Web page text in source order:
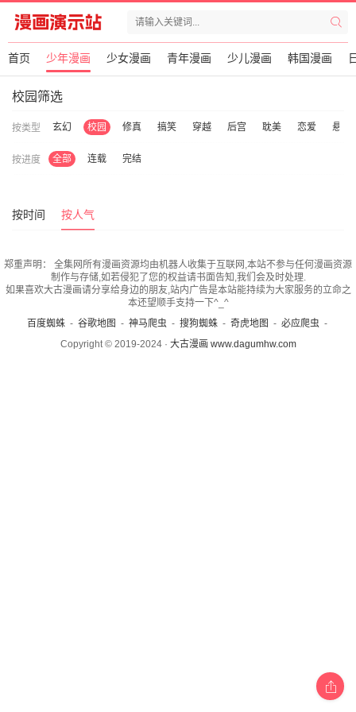
首页 少年漫画 少女漫画 青年漫画 少儿漫画 韩国漫画
校园筛选
按类型
霸总 玄幻 校园 修真 搞笑 穿越 后宫 耽美 恋爱 悬疑
按进度 全部 连载 完结
按时间 按人气
郑重声明： 全集网所有漫画资源均由机器人收集于互联网,本站不参与任何漫画资源
制作与存储,如若侵犯了您的权益请书面告知,我们会及时处理.
如果喜欢大古漫画请分享给身边的朋友,站内广告是本站能持续为大家服务的立命之
本还望顺手支持一下^_^
百度蜘蛛 - 谷歌地图 - 神马爬虫 - 搜狗蜘蛛 - 奇虎地图 - 必应爬虫 -
Copyright © 2019-2024 · 大古漫画 www.dagumhw.com